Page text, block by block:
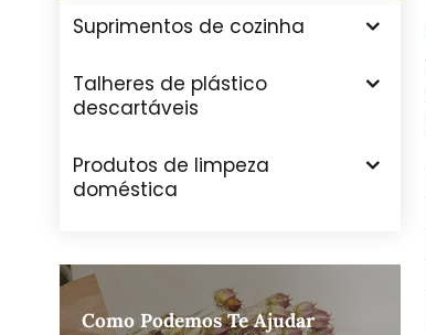
Suprimentos de cozinha
Talheres de plástico
descartáveis
Produtos de limpeza
doméstica
Como Podemos Te Ajudar